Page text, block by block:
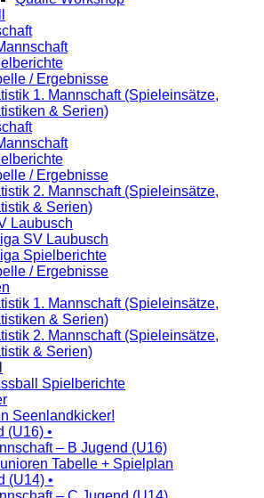
/ Ergebnisse
1. Mannschaft (Spieleinsätze,
& Serien)
/ Ergebnisse
2. Mannschaft (Spieleinsätze,
& Serien)
Laubusch
SV Laubusch
Spielberichte
/ Ergebnisse
1. Mannschaft (Spieleinsätze,
& Serien)
2. Mannschaft (Spieleinsätze,
& Serien)
Spielberichte
Seenlandkicker!
(U16) •
– B Jugend (U16)
Tabelle + Spielplan
(U14) •